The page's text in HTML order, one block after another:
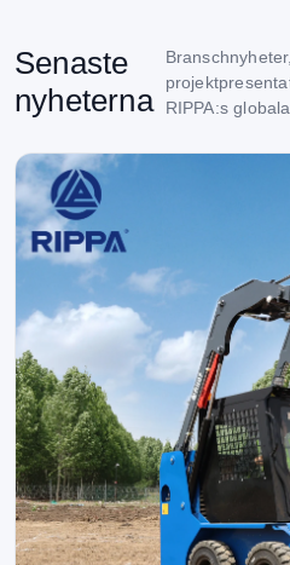
Senaste
nyheterna
RIPPA:s